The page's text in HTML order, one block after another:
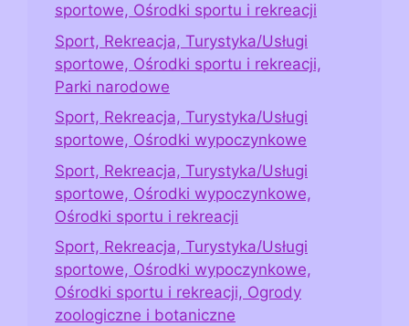
sportowe, Ośrodki sportu i rekreacji
Sport, Rekreacja, Turystyka/Usługi
sportowe, Ośrodki sportu i rekreacji,
Parki narodowe
Sport, Rekreacja, Turystyka/Usługi
sportowe, Ośrodki wypoczynkowe
Sport, Rekreacja, Turystyka/Usługi
sportowe, Ośrodki wypoczynkowe,
Ośrodki sportu i rekreacji
Sport, Rekreacja, Turystyka/Usługi
sportowe, Ośrodki wypoczynkowe,
Ośrodki sportu i rekreacji, Ogrody
zoologiczne i botaniczne